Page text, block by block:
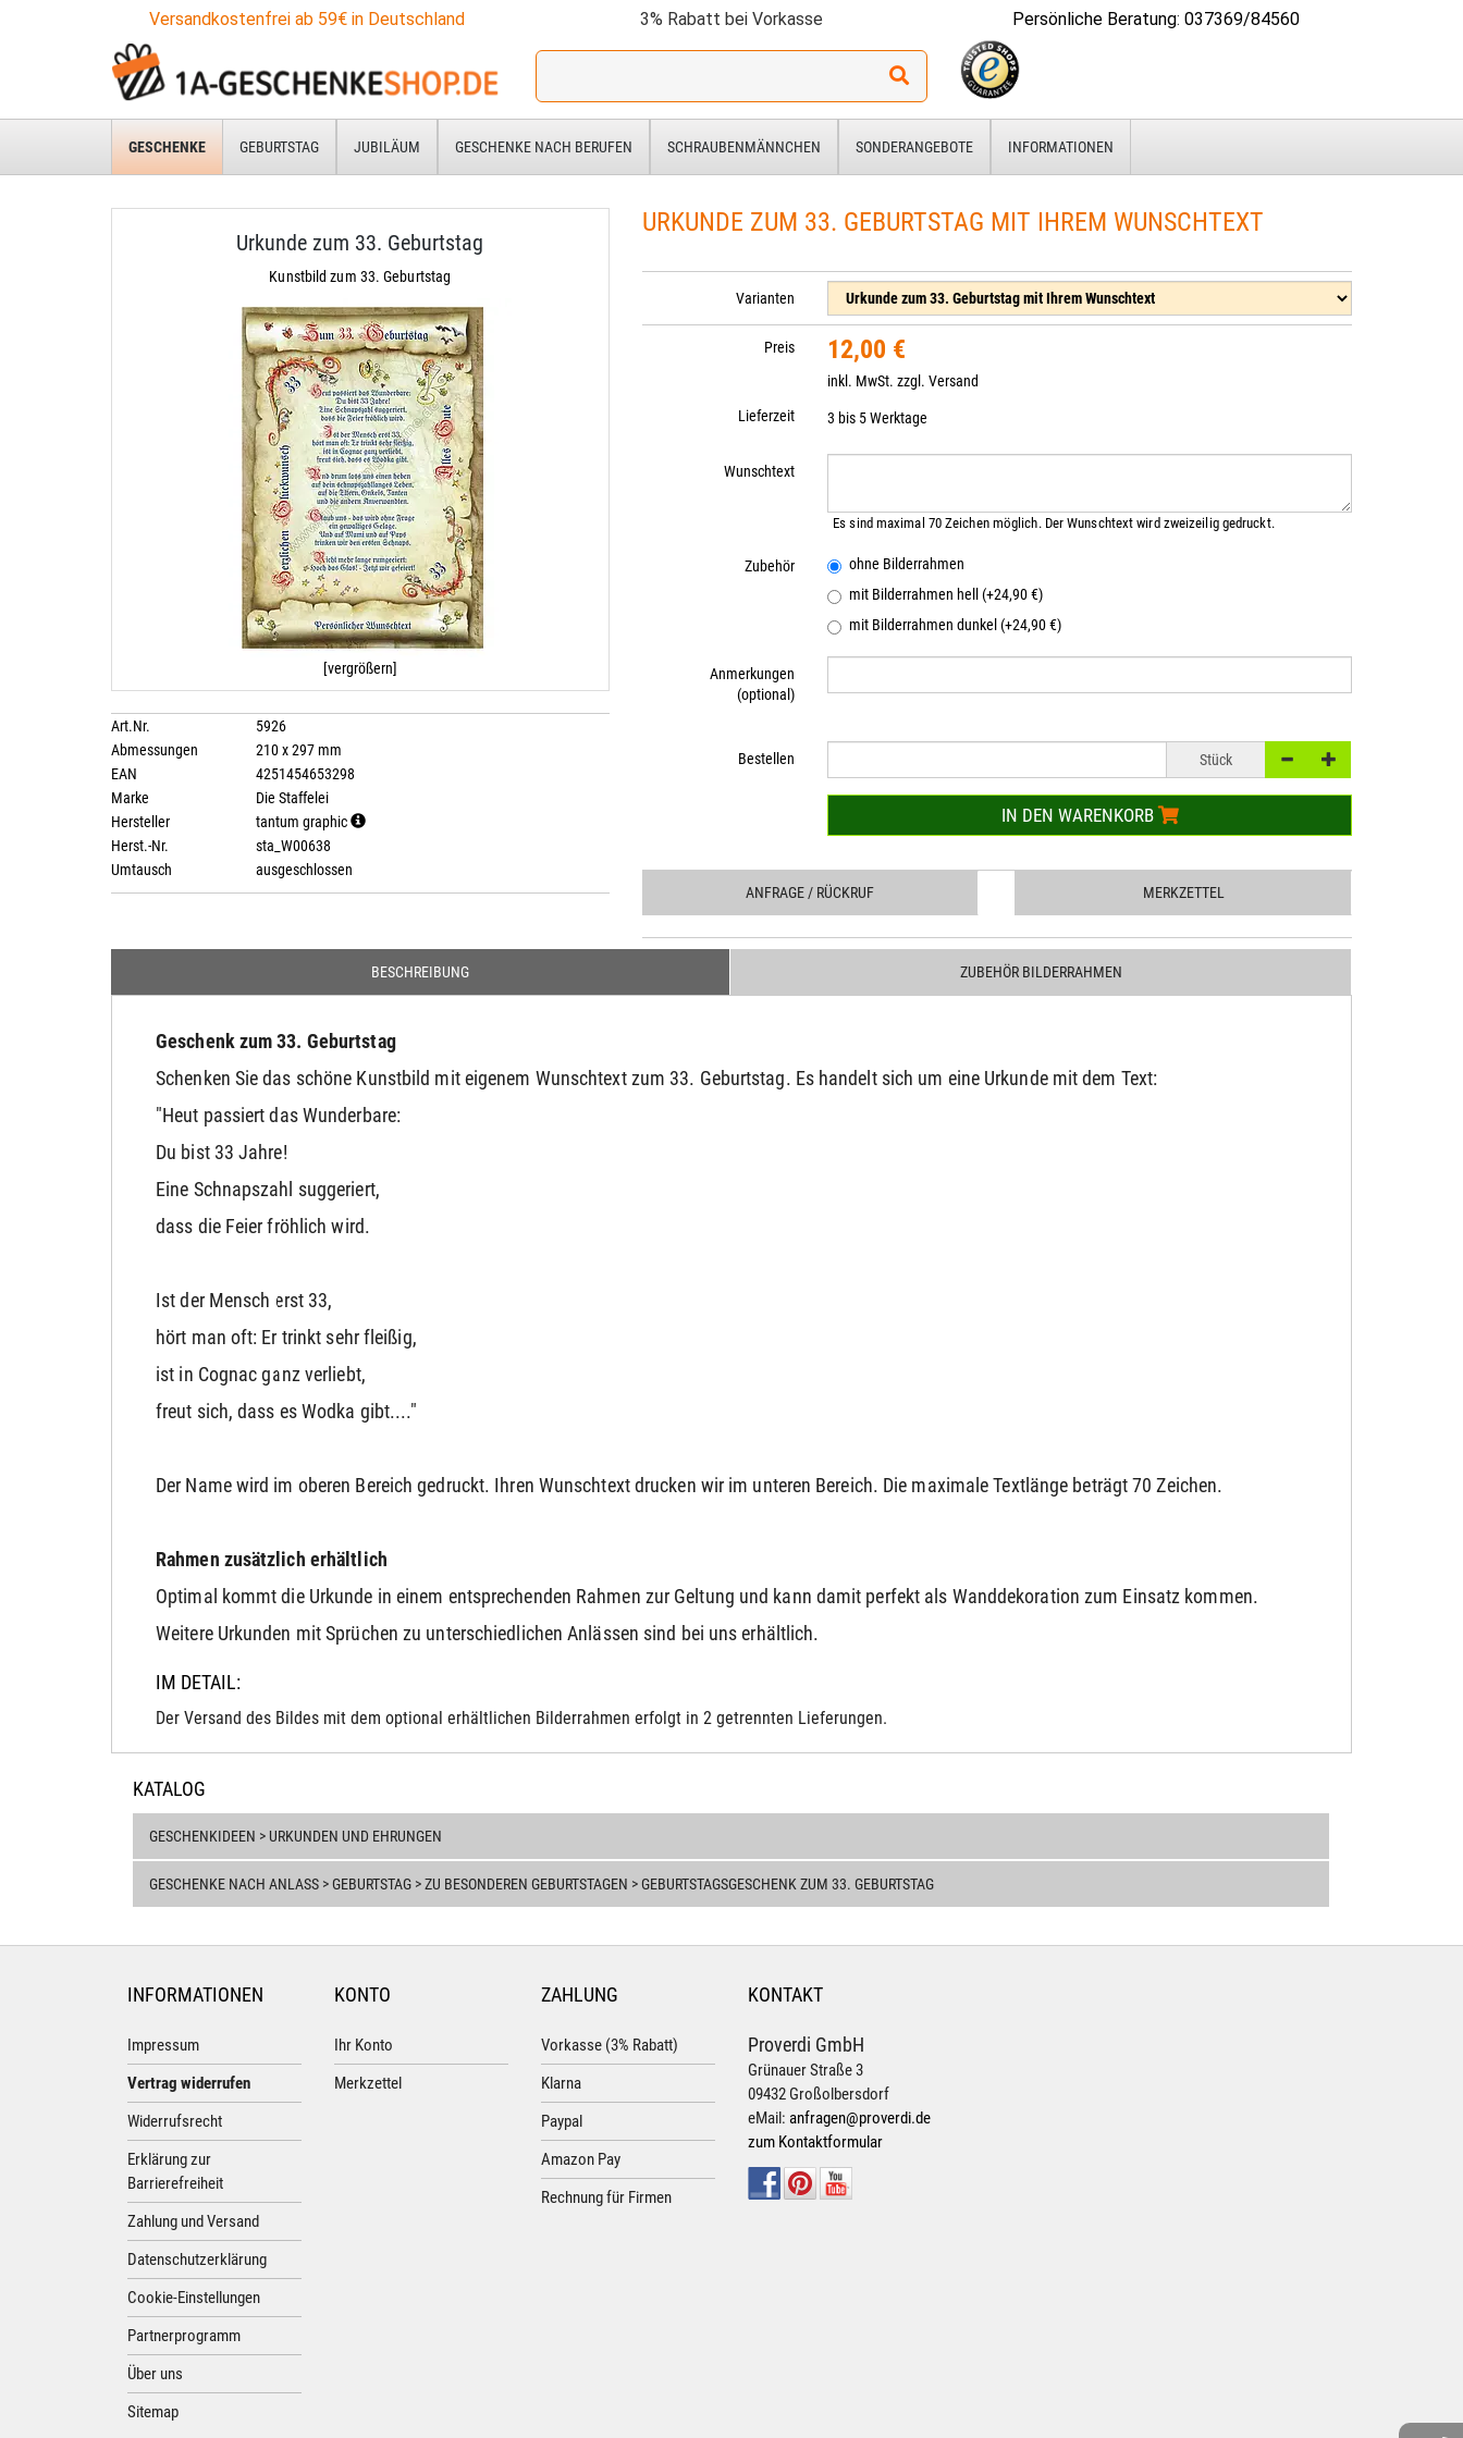
Versandkostenfrei ab 59€ in Deutschland 3% Rabatt bei Vorkasse Persönliche Beratung: 037369/84560
Ich
für:
GESCHENKE GEBURTSTAG JUBILÄUM GESCHENKE NACH BERUFEN SCHRAUBENMÄNNCHEN SONDERANGEBOTE INFORMATIONEN
Urkunde zum 33. Geburtstag
Kunstbild zum 33. Geburtstag
[vergrößern]
URKUNDE ZUM 33. GEBURTSTAG MIT IHREM WUNSCHTEXT
Varianten
Preis 12,00 €
inkl. MwSt. zzgl.Versand
Lieferzeit
3 bis 5 Werktage
Wunschtext
Es sind maximal 70 Zeichen möglich. Der Wunschtext wird zweizeilig gedruckt.
Zubehör
ohne Bilderrahmen
mit Bilderrahmen hell (+24,90 €)
mit Bilderrahmen dunkel (+24,90 €)
Anmerkungen
(optional)
Bestellen Stück
IN DEN WARENKORB
ANFRAGE / RÜCKRUF MERKZETTEL
Art.Nr.
5926
Abmessungen
210 x 297 mm
EAN
4251454653298
Marke
Die Staffelei
Hersteller
tantum graphic
Herst.-Nr.
sta_W00638
Umtausch
ausgeschlossen
BESCHREIBUNG ZUBEHÖR BILDERRAHMEN
Geschenk zum 33. Geburtstag
Schenken Sie das schöne Kunstbild mit eigenem Wunschtext zum 33. Geburtstag. Es handelt sich um eine Urkunde mit dem Text:
"Heut passiert das Wunderbare:
Du bist 33 Jahre!
Eine Schnapszahl suggeriert,
dass die Feier fröhlich wird.
Ist der Mensch erst 33,
hört man oft: Er trinkt sehr fleißig,
ist in Cognac ganz verliebt,
freut sich, dass es Wodka gibt...."
Der Name wird im oberen Bereich gedruckt. Ihren Wunschtext drucken wir im unteren Bereich. Die maximale Textlänge beträgt 70 Zeichen.
Rahmen zusätzlich erhältlich
Optimal kommt die Urkunde in einem entsprechenden Rahmen zur Geltung und kann damit perfekt als Wanddekoration zum Einsatz kommen.
Weitere Urkunden mit Sprüchen zu unterschiedlichen Anlässen sind bei uns erhältlich.
IM DETAIL:
Der Versand des Bildes mit dem optional erhältlichen Bilderrahmen erfolgt in 2 getrennten Lieferungen.
KATALOG
GESCHENKIDEEN > URKUNDEN UND EHRUNGEN
GESCHENKE NACH ANLASS > GEBURTSTAG > ZU BESONDEREN GEBURTSTAGEN > GEBURTSTAGSGESCHENK ZUM 33. GEBURTSTAG
INFORMATIONEN
Impressum
Vertrag widerrufen
Widerrufsrecht
Erklärung zur
Barrierefreiheit
Zahlung und Versand
Datenschutzerklärung
Cookie-Einstellungen
Partnerprogramm
Über uns
Sitemap
KONTO
Ihr Konto
Merkzettel
ZAHLUNG
Vorkasse (3% Rabatt)
Klarna
Paypal
Amazon Pay
Rechnung für Firmen
KONTAKT
Proverdi GmbH
Grünauer Straße 3
09432 Großolbersdorf
eMail: anfragen@proverdi.de
zum Kontaktformular